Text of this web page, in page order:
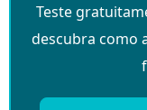
Teste
descubra como